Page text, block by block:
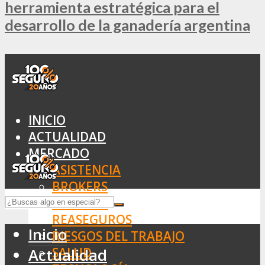
herramienta estratégica para el
desarrollo de la ganadería argentina
INICIO
ACTUALIDAD
MERCADO
ASISTENCIA
BROKERS
SEGUROS
REASEGUROS
RIESGOS DEL TRABAJO
SALUD
Inicio
Actualidad